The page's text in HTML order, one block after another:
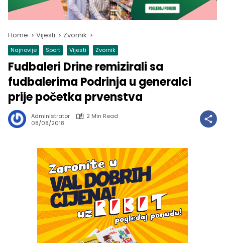
Home Vijesti Zvornik
Najnovije Sport Vijesti Zvornik
Fudbaleri Drine remizirali sa
fudbalerima Podrinja u generalci
prije početka prvenstva
Administrator
2 Min Read
08/08/2018